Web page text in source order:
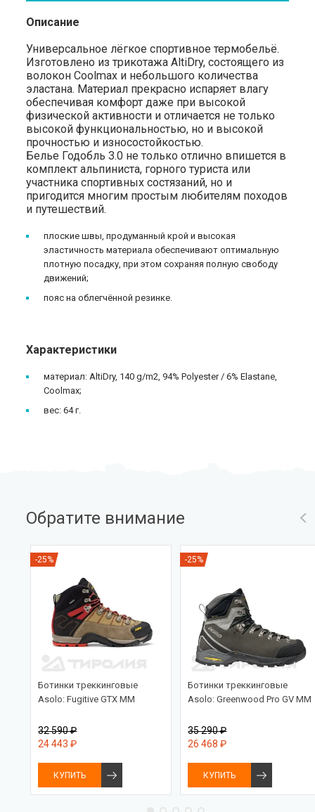
Описание
Универсальное лёгкое спортивное термобельё.
Изготовлено из трикотажа AltiDry, состоящего из
волокон Coolmax и небольшого количества
эластана. Материал прекрасно испаряет влагу
обеспечивая комфорт даже при высокой
физической активности и отличается не только
высокой функциональностью, но и высокой
прочностью и износостойкостью.
Белье Годобль 3.0 не только отлично впишется в
комплект альпиниста, горного туриста или
участника спортивных состязаний, но и
пригодится многим простым любителям походов
и путешествий.
плоские швы, продуманный крой и высокая
эластичность материала обеспечивают оптимальную
плотную посадку, при этом сохраняя полную свободу
движений;
пояс на облегчённой резинке.
Характеристики
материал: AltiDry, 140 g/m2, 94% Polyester / 6% Elastane,
Coolmax;
вес: 64 г.
Обратите внимание
-25%
Ботинки треккинговые
Asolo: Fugitive GTX MM
32 590 ₽
24 443 ₽
КУПИТЬ
-25%
Ботинки треккинговые
Asolo: Greenwood Pro GV MM
35 290 ₽
26 468 ₽
КУПИТЬ